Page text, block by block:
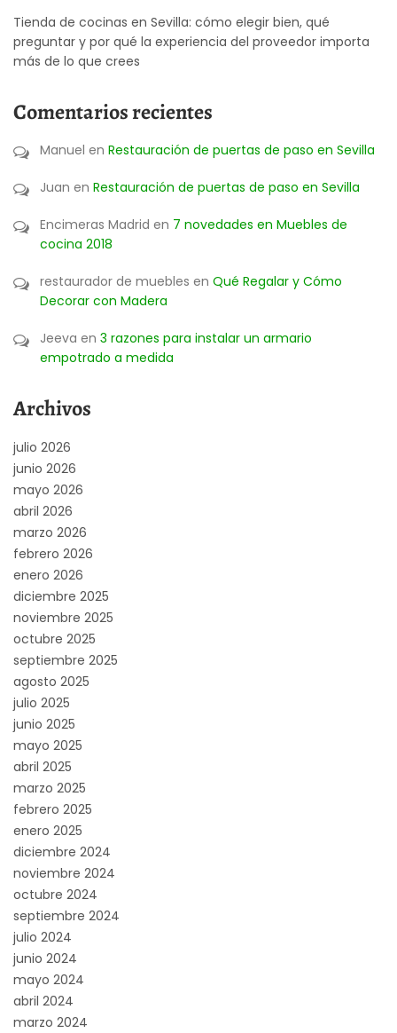
Tienda de cocinas en Sevilla: cómo elegir bien, qué
preguntar y por qué la experiencia del proveedor importa
más de lo que crees
Comentarios recientes
Manuel en Restauración de puertas de paso en Sevilla
Juan en Restauración de puertas de paso en Sevilla
Encimeras Madrid en 7 novedades en Muebles de
cocina 2018
restaurador de muebles en Qué Regalar y Cómo
Decorar con Madera
Jeeva en 3 razones para instalar un armario
empotrado a medida
Archivos
julio 2026
junio 2026
mayo 2026
abril 2026
marzo 2026
febrero 2026
enero 2026
diciembre 2025
noviembre 2025
octubre 2025
septiembre 2025
agosto 2025
julio 2025
junio 2025
mayo 2025
abril 2025
marzo 2025
febrero 2025
enero 2025
diciembre 2024
noviembre 2024
octubre 2024
septiembre 2024
julio 2024
junio 2024
mayo 2024
abril 2024
marzo 2024